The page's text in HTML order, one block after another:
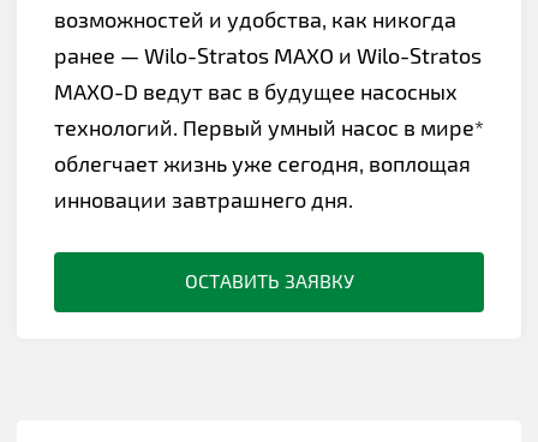
возможностей и удобства, как никогда
ранее — Wilo-Stratos MAXO и Wilo-Stratos
MAXO-D ведут вас в будущее насосных
технологий. Первый умный насос в мире*
облегчает жизнь уже сегодня, воплощая
инновации завтрашнего дня.
ОСТАВИТЬ ЗАЯВКУ